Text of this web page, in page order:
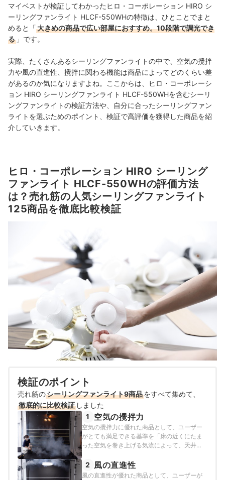
マイベストが検証してわかったヒロ・コーポレーション HIRO シ
ーリングファンライト HLCF-550WHの特徴は、ひとことでまと
めると「大きめの商品で広い部屋におすすめ。10段階で調光でき
る 」です。
実際、たくさんあるシーリングファンライトの中で、空気の攪拌
力や風の直進性、攪拌に関わる機能は商品によってどのくらい差
があるのか気になりますよね。ここからは、ヒロ・コーポレーシ
ョン HIRO シーリングファンライト HLCF-550WHを含むシーリ
ングファンライトの検証方法や、自分に合ったシーリングファン
ライトを選ぶためのポイント、検証で高評価を獲得した商品を紹
介していきます。
ヒロ・コーポレーション HIRO シーリング
ファンライト HLCF-550WHの評価方法
は？売れ筋の人気シーリングファンライト
125商品を徹底比較検証
検証のポイント
売れ筋のシーリングファンライト9商品をすべて集めて、
徹底的に比較検証 しました
1
空気の攪拌力
空気の攪拌力に優れた商品として、ユーザー
がとても満足できる基準を「床の近くにたま
った空気を巻き上げる気流によって、天井付
きるもの」とし、以下の方法で各商品の検証
を行いました。
2 風の直進性
風の直進性が優れた商品として、ユーザーが